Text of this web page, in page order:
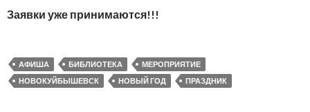
Заявки уже принимаются!!!
АФИША БИБЛИОТЕКА
МЕРОПРИЯТИЕ
НОВОКУЙБЫШЕВСК
НОВЫЙ ГОД ПРАЗДНИК